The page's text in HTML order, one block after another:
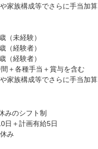
家族構成等でさらに手当加算
（未経験）
（経験者）
（経験者）
＋各種手当＋賞与を含む
家族構成等でさらに手当加算
みのシフト制
日＋計画有給5日